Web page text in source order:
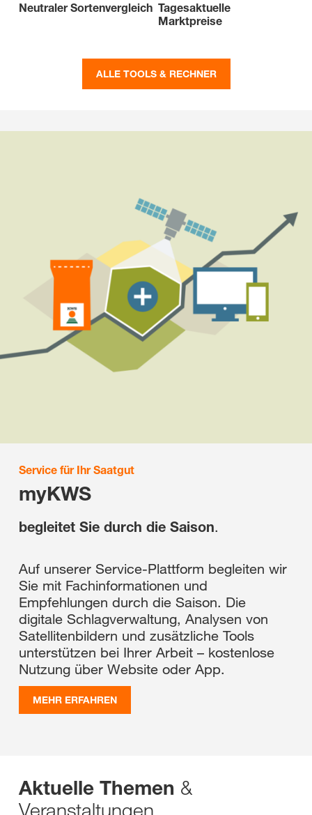
Neutraler Sortenvergleich Tagesaktuelle
Marktpreise
ALLE TOOLS & RECHNER
Service für Ihr Saatgut
myKWS
begleitet Sie durch die Saison.
Auf unserer Service-Plattform begleiten wir
Sie mit Fachinformationen und
Empfehlungen durch die Saison. Die
digitale Schlagverwaltung, Analysen von
Satellitenbildern und zusätzliche Tools
unterstützen bei Ihrer Arbeit – kostenlose
Nutzung über Website oder App.
MEHR ERFAHREN
Aktuelle Themen &
Veranstaltungen